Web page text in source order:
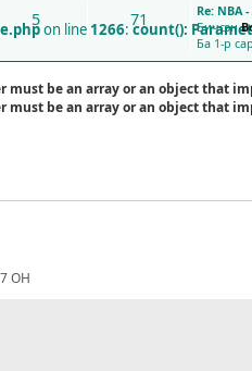
on line 1266: count():
5 71
Re: NBA
Бичсэн
Ба 1-р
must be an array or an object that
must be an array or an object that
ОН